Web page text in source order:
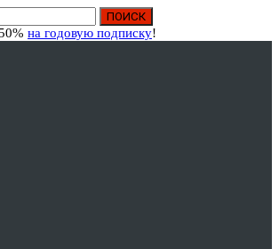
на годовую подписку!